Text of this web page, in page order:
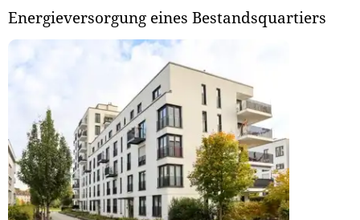
Energieversorgung eines Bestandsquartiers